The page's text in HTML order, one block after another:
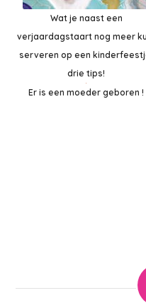
Wat je naast een
verjaardagstaart nog meer
serveren op een
drie tips!
Er is een moeder geboren !